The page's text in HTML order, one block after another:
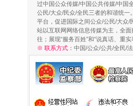
招工难、用工荒背
过中国公众传媒/中国公共传媒/中国
公民/大众/民众/全民三者的和谐统
平台，促进国际之间公众/公民/大众
站以互联网网络信息传媒为主，全
往；展现“服务百姓”和“说真话、重
※ 联系方式： 中国/公众/公共/全民/